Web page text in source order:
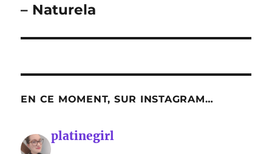
suivante :
– Naturela
EN CE MOMENT, SUR INSTAGRAM…
platinegirl